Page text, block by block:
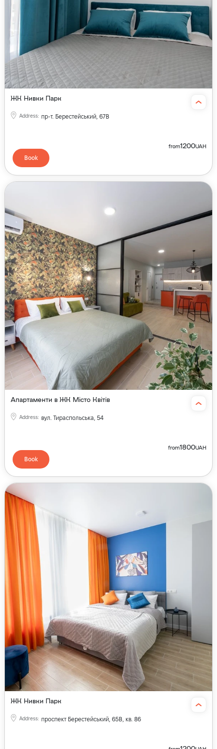
ЖК Нивки Парк
Address: пр-т. Берестейський, 67В
from1200UAH
Book
Апартаменти в ЖК Місто Квітів
Address: вул. Тираспольська, 54
from1800UAH
Book
ЖК Нивки Парк
Address: проспект Берестейський, 65В, кв. 86